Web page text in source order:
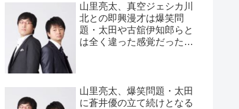
山里亮太、真空ジェシカ川
北との即興漫才は爆笑問
題・太田や古舘伊知郎らと
は全く違った感覚だったと
山里亮太、爆笑問題・太田
に蒼井優の立て続けとなる